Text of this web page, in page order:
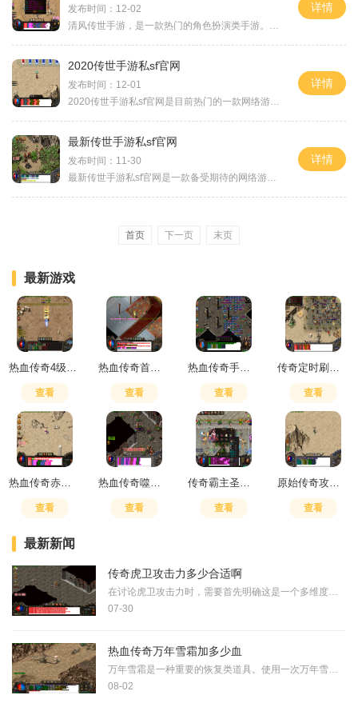
发布时间：12-02
清风传世手游，是一款热门的角色扮演类手游。这款游戏以古代仙侠为背景，玩家可以扮演男女角色，体验精彩的战斗和仙侠冒险。游戏中有五大职业供玩家选择，分别是剑侠、法师、
详情
2020传世手游私sf官网
发布时间：12-01
2020传世手游私sf官网是目前热门的一款网络游戏，拥有众多的忠实玩家。这款游戏以其出色的游戏玩法和精美的游戏画面受到了广大玩家的追捧。下面将为大家介绍一下这款游戏的具体
详情
最新传世手游私sf官网
发布时间：11-30
最新传世手游私sf官网是一款备受期待的网络游戏，它以传奇世界为原版，加入了私人服务器的元素，为广大玩家带来了独特的游戏体验。本文将为大家介绍这款游戏的具体玩法及其特点
详情
首页 下一页 末页
最新游戏
热血传奇4级灵魂火符效果
查看
热血传奇首饰鉴定技巧
查看
热血传奇手游哪里升级快一点啊
查看
传奇定时刷怪怎么设置
查看
热血传奇赤月哪个地图有商人
查看
热血传奇噬血术和灵魂火符费蓝对比
查看
传奇霸主圣龙之魂怎么获得
查看
原始传奇攻略心得法师怎么玩的
查看
最新新闻
传奇虎卫攻击力多少合适啊
在讨论虎卫攻击力时，需要首先明确这是一个多维度的问题。虎卫作为经典游戏中的一种战斗单位，其攻击力的合适范围受到角色定位、成长阶段和战斗环境的多重影响。虎卫的基础攻
07-30
热血传奇万年雪霜加多少血
万年雪霜是一种重要的恢复类道具。使用一次万年雪霜可以同时恢复角色的生命值和魔法值各100点。这一设定使其成为玩家在面对紧急战斗情况时的可靠保障，能够及时补充角色的状态
08-02